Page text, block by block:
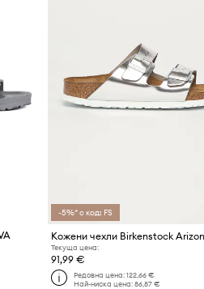
-5%* с код: FS
Кожени чехли Birkenstock
Текуща цена:
91,99 €
Редовна цена: 122,66 €
Най-ниска цена: 86,87 €